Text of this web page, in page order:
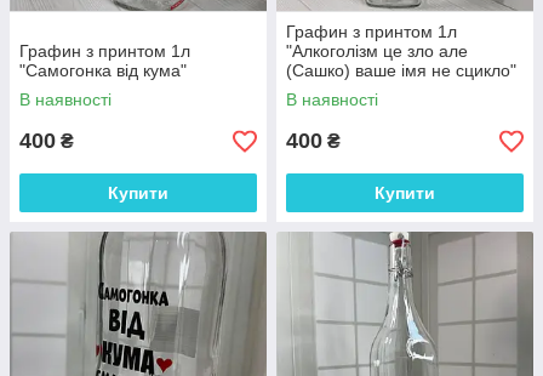
Графин з принтом 1л
"Самогонка від кума"
В наявності
400 ₴
Купити
Графин з принтом 1л
"Алкоголізм це зло але
(Сашко) ваше імя не сцикло"
В наявності
400 ₴
Купити